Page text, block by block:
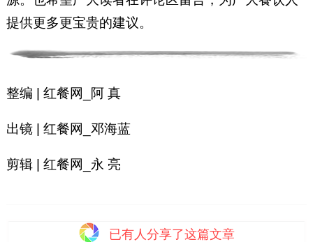
提供更多更宝贵的建议。
整编 | 红餐网_阿 真
出镜 | 红餐网_邓海蓝
剪辑 | 红餐网_永 亮
已有 人分享了这篇文章